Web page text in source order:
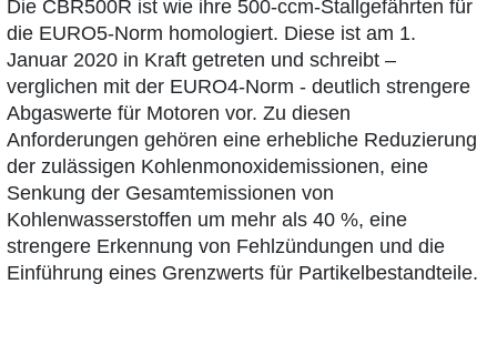
Die CBR500R ist wie ihre 500-ccm-Stallgefährten für
die EURO5-Norm homologiert. Diese ist am 1.
Januar 2020 in Kraft getreten und schreibt –
verglichen mit der EURO4-Norm - deutlich strengere
Abgaswerte für Motoren vor. Zu diesen
Anforderungen gehören eine erhebliche Reduzierung
der zulässigen Kohlenmonoxidemissionen, eine
Senkung der Gesamtemissionen von
Kohlenwasserstoffen um mehr als 40 %, eine
strengere Erkennung von Fehlzündungen und die
Einführung eines Grenzwerts für Partikelbestandteile.